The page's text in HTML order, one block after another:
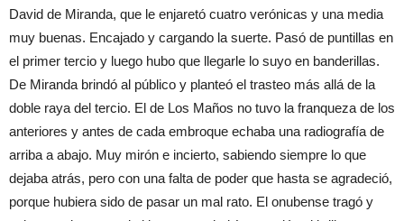
David de Miranda, que le enjaretó cuatro verónicas y una media
muy buenas. Encajado y cargando la suerte. Pasó de puntillas en
el primer tercio y luego hubo que llegarle lo suyo en banderillas.
De Miranda brindó al público y planteó el trasteo más allá de la
doble raya del tercio. El de Los Maños no tuvo la franqueza de los
anteriores y antes de cada embroque echaba una radiografía de
arriba a abajo. Muy mirón e incierto, sabiendo siempre lo que
dejaba atrás, pero con una falta de poder que hasta se agradeció,
porque hubiera sido de pasar un mal rato. El onubense tragó y